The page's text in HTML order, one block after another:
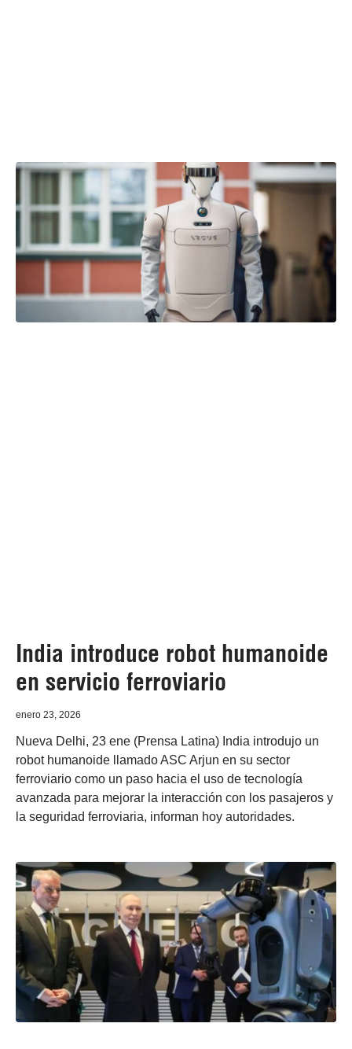
India introduce robot humanoide
en servicio ferroviario
enero 23, 2026
Nueva Delhi, 23 ene (Prensa Latina) India introdujo un
robot humanoide llamado ASC Arjun en su sector
ferroviario como un paso hacia el uso de tecnología
avanzada para mejorar la interacción con los pasajeros y
la seguridad ferroviaria, informan hoy autoridades.